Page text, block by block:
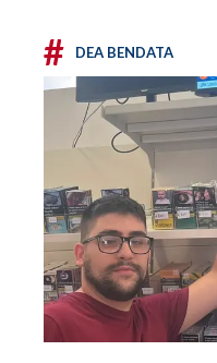
# DEA BENDATA